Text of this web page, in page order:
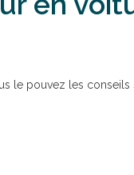
le pouvez les conseils